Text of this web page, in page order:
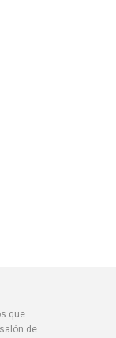
que
de